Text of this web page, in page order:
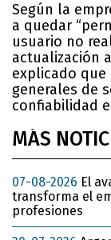
Según la
a quedar
usuario no
actualización
explicado que
generales de
confiabilidad
MÁS
07-08-2026 El
transforma el
profesiones